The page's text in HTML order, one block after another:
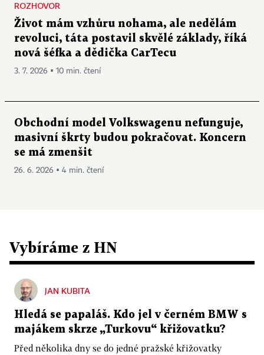
ROZHOVOR
Život mám vzhůru nohama, ale nedělám
revoluci, táta postavil skvělé základy, říká
nová šéfka a dědička CarTecu
3. 7. 2026 ▪ 10 min. čtení
Obchodní model Volkswagenu nefunguje,
masivní škrty budou pokračovat. Koncern
se má zmenšit
26. 6. 2026 ▪ 4 min. čtení
Vybíráme z HN
JAN KUBITA
Hledá se papaláš. Kdo jel v černém BMW s
majákem skrze „Turkovu“ křižovatku?
Před několika dny se do jedné pražské křižovatky